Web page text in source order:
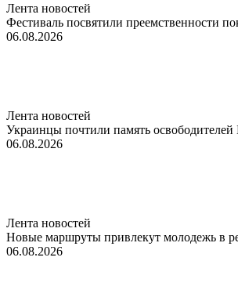
Лента новостей
Фестиваль посвятили преемственности
06.08.2026
Лента новостей
Украинцы почтили память освободителей
06.08.2026
Лента новостей
Новые маршруты привлекут молодежь в
06.08.2026